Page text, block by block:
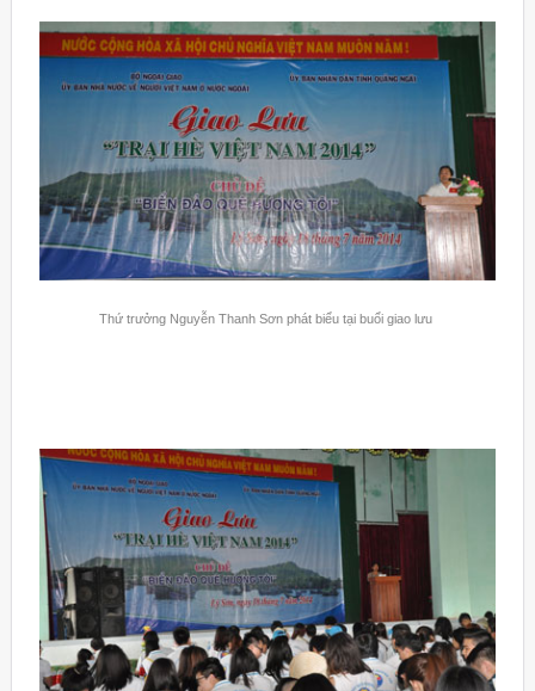
Thứ trưởng Nguyễn Thanh Sơn phát biểu tại buổi giao lưu